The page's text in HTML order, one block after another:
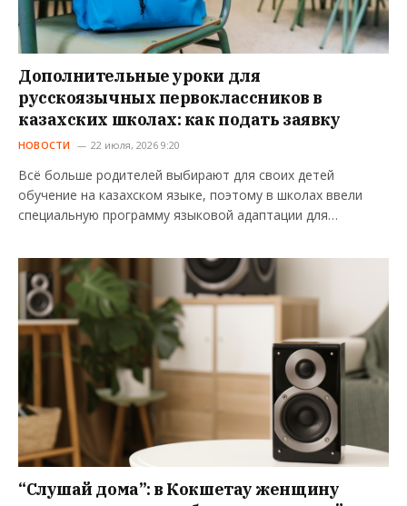
Дополнительные уроки для
русскоязычных первоклассников в
казахских школах: как подать заявку
НОВОСТИ 22 июля, 2026 9:20
Всё больше родителей выбирают для своих детей
обучение на казахском языке, поэтому в школах ввели
специальную программу языковой адаптации для…
“Слушай дома”: в Кокшетау женщину